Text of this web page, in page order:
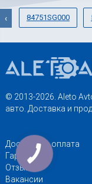
84751SG000
‹
© 2013-2026. Aleto
авто. Доставка и
Доставка и оплата
Гарантии
Отзывы
Вакансии